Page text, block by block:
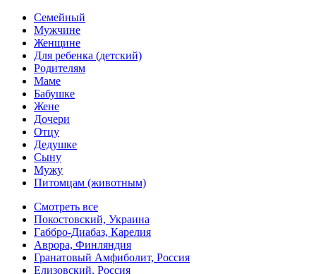
Семейный
Мужчине
Женщине
Для ребенка (детский)
Родителям
Маме
Бабушке
Жене
Дочери
Отцу
Дедушке
Сыну
Мужу
Питомцам (животным)
Смотреть все
Покостовский, Украина
Габбро-Диабаз, Карелия
Аврора, Финляндия
Гранатовый Амфиболит, Россия
Елизовский, Россия